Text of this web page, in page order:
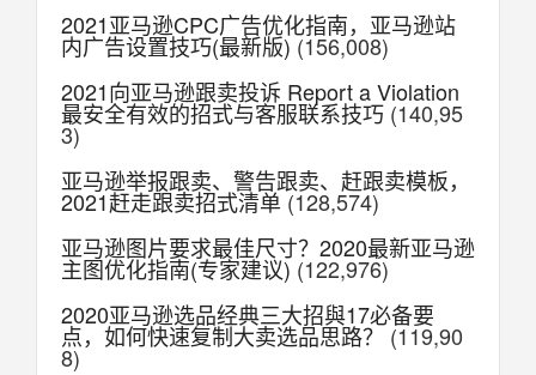
2021亚马逊CPC广告优化指南，亚马逊站
内广告设置技巧(最新版)(156,008)
2021向亚马逊跟卖投诉 Report a Violation
最安全有效的招式与客服联系技巧 (140,95
3)
亚马逊举报跟卖、警告跟卖、赶跟卖模板，
2021赶走跟卖招式清单(128,574)
亚马逊图片要求最佳尺寸？2020最新亚马逊
主图优化指南(专家建议) (122,976)
2020亚马逊选品经典三大招與17必备要
点，如何快速复制大卖选品思路？ (119,90
8)